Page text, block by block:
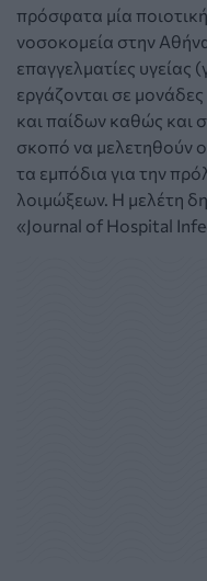
πρόσφατα μία
νοσοκομεία στην
επαγγελματίες υγείας
εργάζονται σε
και παίδων καθώς και
σκοπό να μελετηθούν
τα εμπόδια για την
λοιμώξεων. Η μελέτη
«Journal of Hospital